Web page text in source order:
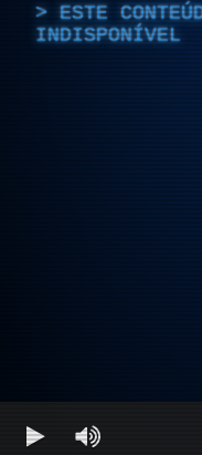
ESTE
INDISPONÍVEL